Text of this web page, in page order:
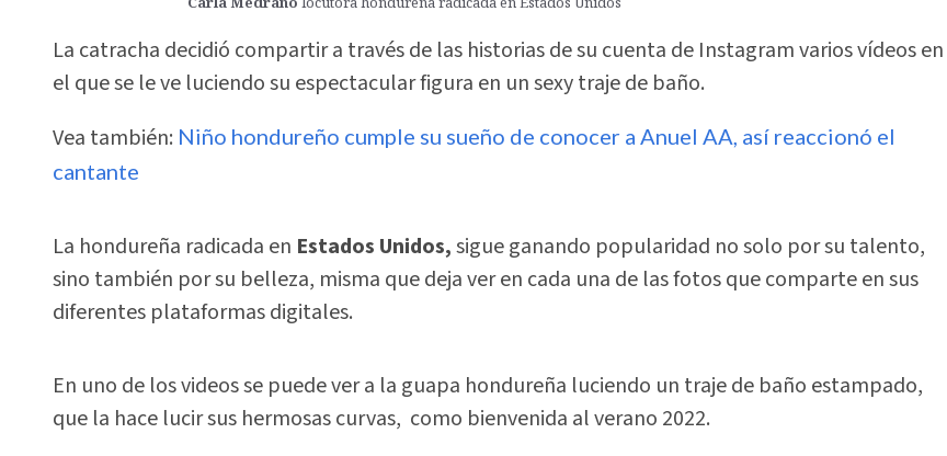
La catracha decidió compartir a través de las historias de su cuenta de Instagram varios vídeos en
el que se le ve luciendo su espectacular figura en un sexy traje de baño.
Vea también: Niño hondureño cumple su sueño de conocer a Anuel AA, así reaccionó el
cantante
La hondureña radicada en Estados Unidos,sigue ganando popularidad no solo por su talento,
sino también por su belleza, misma que deja ver en cada una de las fotos que comparte en sus
diferentes plataformas digitales.
En uno de los videos se puede ver a la guapa hondureña luciendo un traje de baño estampado,
que la hace lucir sus hermosas curvas, como bienvenida al verano 2022.